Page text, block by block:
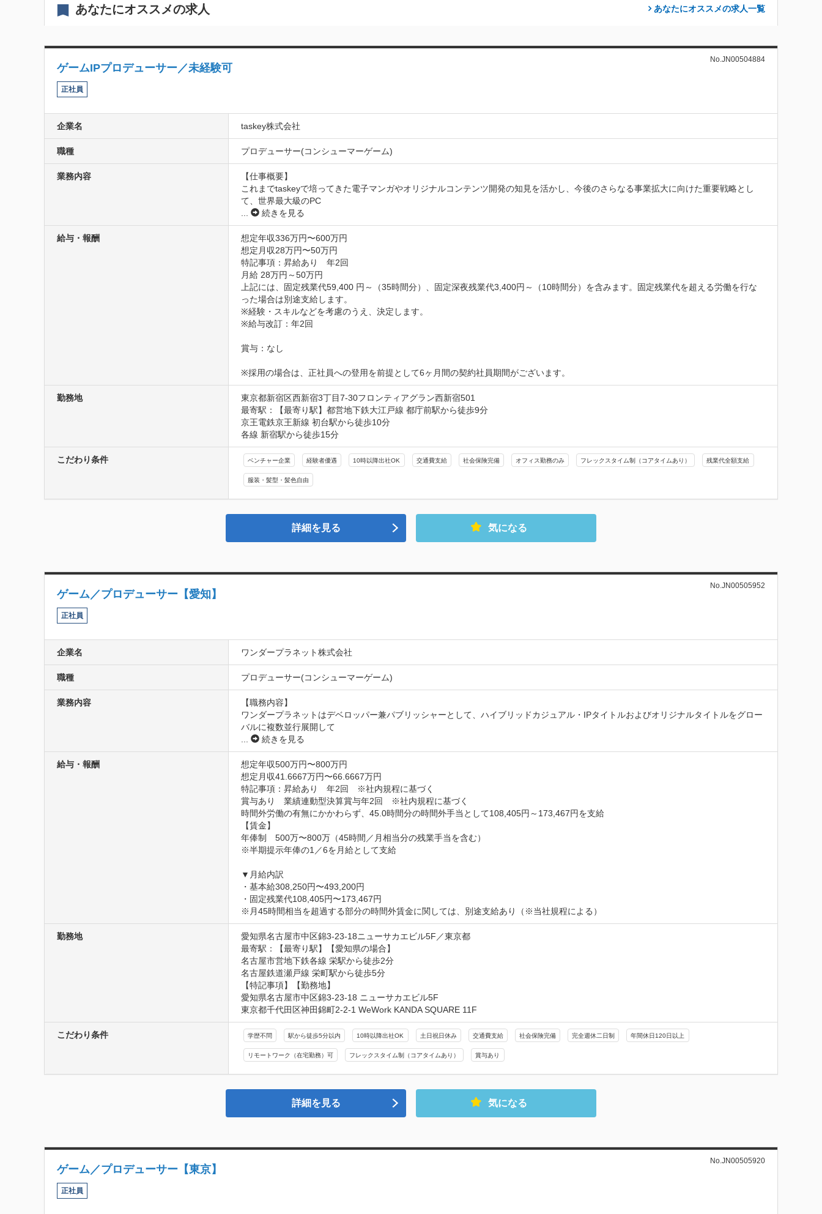
あなたにオススメの求人 あなたにオススメの求人一覧
ゲームIPプロデューサー／未経験可
No.JN00504884
正社員
企業名 taskey株式会社
職種 プロデューサー(コンシューマーゲーム)
業務内容
【仕事概要】
これまでtaskeyで培ってきた電子マンガやオリジナルコンテンツ開発の知見を活かし、今後のさらなる事業拡大に向けた重要戦略とし
て、世界最大級のPC
続きを見る
給与・報酬
想定年収336万円〜600万円
想定月収28万円〜50万円
特記事項：昇給あり　年2回
月給 28万円～50万円
上記には、固定残業代59,400 円～（35時間分）、固定深夜残業代3,400円～（10時間分）を含みます。固定残業代を超える労働を行な
った場合は別途支給します。
※経験・スキルなどを考慮のうえ、決定します。
※給与改訂：年2回
賞与：なし
※採用の場合は、正社員への登用を前提として6ヶ月間の契約社員期間がございます。
勤務地
東京都新宿区西新宿3丁目7-30フロンティアグラン西新宿501
最寄駅：【最寄り駅】都営地下鉄大江戸線 都庁前駅から徒歩9分
京王電鉄京王新線 初台駅から徒歩10分
各線 新宿駅から徒歩15分
こだわり条件 ベンチャー企業 経験者優遇 10時以降出社OK 交通費支給 社会保険完備 オフィス勤務のみ フレックスタイム制（コアタイムあり） 残業代全額支給
服装・髪型・髪色自由
詳細を見る 気になる
ゲーム／プロデューサー【愛知】
No.JN00505952
正社員
企業名 ワンダープラネット株式会社
職種 プロデューサー(コンシューマーゲーム)
業務内容
【職務内容】
ワンダープラネットはデベロッパー兼パブリッシャーとして、ハイブリッドカジュアル・IPタイトルおよびオリジナルタイトルをグロー
バルに複数並行展開して
続きを見る
給与・報酬
想定年収500万円〜800万円
想定月収41.6667万円〜66.6667万円
特記事項：昇給あり　年2回　※社内規程に基づく
賞与あり　業績連動型決算賞与年2回　※社内規程に基づく
時間外労働の有無にかかわらず、45.0時間分の時間外手当として108,405円～173,467円を支給
【賃金】
年俸制　500万〜800万（45時間／月相当分の残業手当を含む）
※半期提示年俸の1／6を月給として支給
▼月給内訳
・基本給308,250円〜493,200円
・固定残業代108,405円〜173,467円
※月45時間相当を超過する部分の時間外賃金に関しては、別途支給あり（※当社規程による）
勤務地
愛知県名古屋市中区錦3-23-18ニューサカエビル5F／東京都
最寄駅：【最寄り駅】【愛知県の場合】
名古屋市営地下鉄各線 栄駅から徒歩2分
名古屋鉄道瀬戸線 栄町駅から徒歩5分
【特記事項】【勤務地】
愛知県名古屋市中区錦3-23-18 ニューサカエビル5F
東京都千代田区神田錦町2-2-1 WeWork KANDA SQUARE 11F
こだわり条件 学歴不問 駅から徒歩5分以内 10時以降出社OK 土日祝日休み 交通費支給 社会保険完備 完全週休二日制 年間休日120日以上
リモートワーク（在宅勤務）可 フレックスタイム制（コアタイムあり） 賞与あり
詳細を見る 気になる
ゲーム／プロデューサー【東京】
No.JN00505920
正社員